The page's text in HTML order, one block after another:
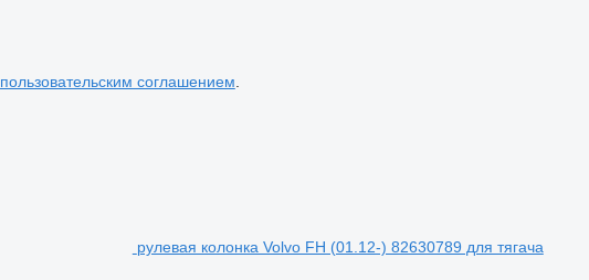
пользовательским соглашением
рулевая колонка Volvo FH (01.12-) 82630789 для тягача